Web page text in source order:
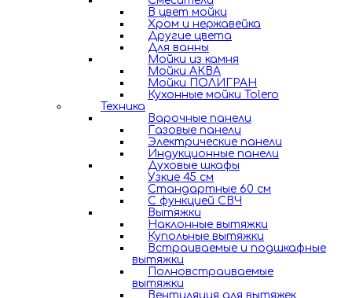
В цвет мойки
Хром и нержавейка
Другие цвета
Для ванны
Мойки из камня
Мойки АКВА
Мойки ПОЛИГРАН
Кухонные мойки Tolero
Техника
Варочные панели
Газовые панели
Электрические панели
Индукционные панели
Духовые шкафы
Узкие 45 см
Стандартные 60 см
С функцией СВЧ
Вытяжки
Наклонные вытяжки
Купольные вытяжки
Встраиваемые и подшкафные
вытяжки
Полновстраиваемые
вытяжки
Вентиляция для вытяжек